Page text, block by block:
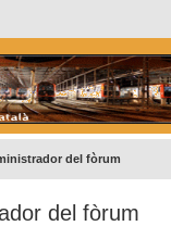
del fòrum
del fòrum